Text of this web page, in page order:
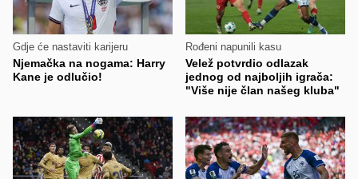
Gdje će nastaviti karijeru
Njemačka na nogama: Harry
Kane je odlučio!
Rođeni napunili kasu
Velež potvrdio odlazak
jednog od najboljih igrača:
"Više nije član našeg kluba"